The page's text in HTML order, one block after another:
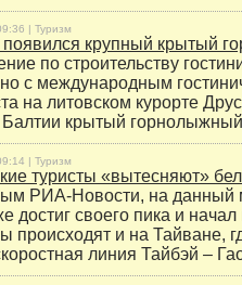
| Туризм
крупный крытый
по строительству
с международным
на литовском курорте
Балтии крытый
| Туризм
туристы «вытесняют»
РИА-Новости, на данный
достиг своего пика и
происходят и на Тайване,
линия Тайбэй –